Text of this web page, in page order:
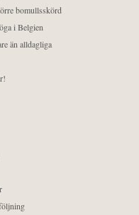
bomullsskörd
i Belgien
än alldagliga